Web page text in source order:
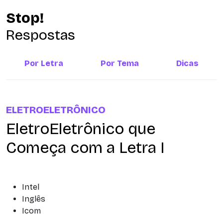
Stop!
Respostas
Por Letra Por Tema Dicas
ELETROELETRÔNICO
EletroEletrônico que
Começa com a Letra I
Intel
Inglês
Icom